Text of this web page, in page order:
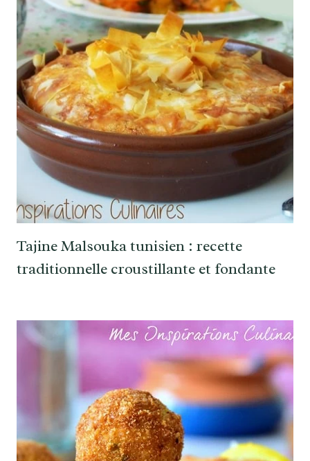
Tajine Malsouka tunisien : recette
traditionnelle croustillante et fondante